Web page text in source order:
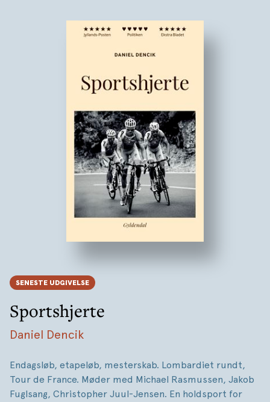
SENESTE UDGIVELSE
Sportshjerte
Daniel Dencik
Endagsløb, etapeløb, mesterskab. Lombardiet rundt,
Tour de France. Møder med Michael Rasmussen, Jakob
Fuglsang, Christopher Juul-Jensen. En holdsport for